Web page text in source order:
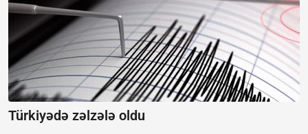
Türkiyədə zəlzələ oldu